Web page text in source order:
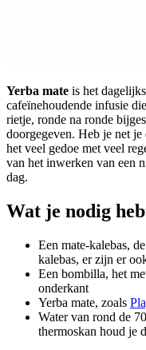
Yerba mate is het
cafeïnehoudende infusie
rietje, ronde na ronde
doorgegeven. Heb je net je
het veel gedoe met veel
van het inwerken van een
dag.
Wat je nodig
Een mate-kalebas,
kalebas, er zijn er
Een bombilla, het
onderkant
Yerba mate, zoals
Water van rond de
thermoskan houd je